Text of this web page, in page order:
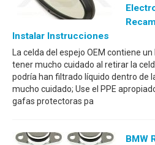
Instalar Instrucciones
La celda del espejo OEM contiene
tener mucho cuidado al retirar la
podría han filtrado líquido dentro de
mucho cuidado; Use el PPE
gafas protectoras pa
BMW